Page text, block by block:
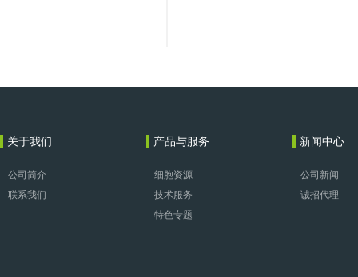
关于我们
公司简介
联系我们
产品与服务
细胞资源
技术服务
特色专题
新闻中心
公司新闻
诚招代理